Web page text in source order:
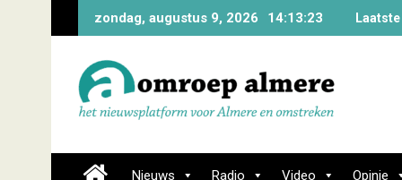
zondag, augustus 9, 2026 14:13:24
Nieuws Radio Video Opinie